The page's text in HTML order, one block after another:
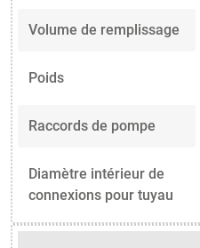
Volume de remplissage
Poids
Raccords de pompe
Diamètre intérieur de
connexions pour tuyau